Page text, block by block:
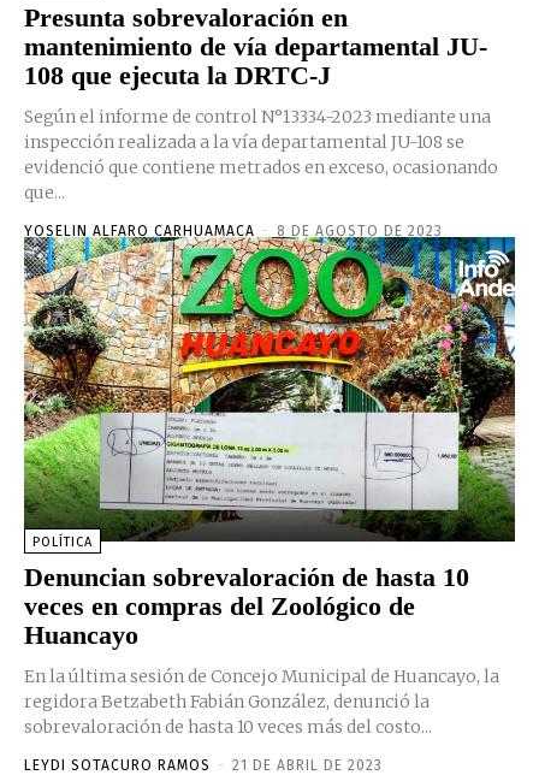
Presunta sobrevaloración en
mantenimiento de vía departamental JU-
108 que ejecuta la DRTC-J
Según el informe de control N°13334-2023 mediante una
inspección realizada a la vía departamental JU-108 se
evidenció que contiene metrados en exceso, ocasionando
que...
YOSELIN ALFARO CARHUAMACA - 8 DE AGOSTO DE 2023
POLÍTICA
Denuncian sobrevaloración de hasta 10
veces en compras del Zoológico de
Huancayo
En la última sesión de Concejo Municipal de Huancayo, la
regidora Betzabeth Fabián González, denunció la
sobrevaloración de hasta 10 veces más del costo...
LEYDI SOTACURO RAMOS - 21 DE ABRIL DE 2023